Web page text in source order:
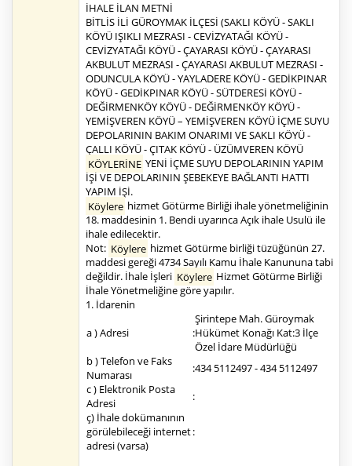
İHALE İLAN METNİ
BİTLİS İLİ GÜROYMAK İLÇESİ (SAKLI KÖYÜ - SAKLI
KÖYÜ IŞIKLI MEZRASI - CEVİZYATAĞI KÖYÜ -
CEVİZYATAĞI KÖYÜ - ÇAYARASI KÖYÜ - ÇAYARASI
AKBULUT MEZRASI - ÇAYARASI AKBULUT MEZRASI -
ODUNCULA KÖYÜ - YAYLADERE KÖYÜ - GEDİKPINAR
KÖYÜ - GEDİKPINAR KÖYÜ - SÜTDERESİ KÖYÜ -
DEĞİRMENKÖY KÖYÜ - DEĞİRMENKÖY KÖYÜ -
YEMİŞVEREN KÖYÜ – YEMİŞVEREN KÖYÜ İÇME SUYU
DEPOLARININ BAKIM ONARIMI VE SAKLI KÖYÜ -
ÇALLI KÖYÜ - ÇITAK KÖYÜ - ÜZÜMVEREN KÖYÜ
KÖYLERİNE YENİ İÇME SUYU DEPOLARININ YAPIM
İŞİ VE DEPOLARININ ŞEBEKEYE BAĞLANTI HATTI
YAPIM İŞİ.
Köylere hizmet Götürme Birliği ihale yönetmeliğinin
18. maddesinin 1. Bendi uyarınca Açık ihale Usulü ile
ihale edilecektir.
Not: Köylere hizmet Götürme birliği tüzüğünün 27.
maddesi gereği 4734 Sayılı Kamu İhale Kanununa tabi
değildir. İhale İşleri Köylere Hizmet Götürme Birliği
İhale Yönetmeliğine göre yapılır.
1. İdarenin
a ) Adresi
:
Şirintepe Mah. Güroymak
Hükümet Konağı Kat:3 İlçe
Özel İdare Müdürlüğü
b ) Telefon ve Faks
Numarası
:434 5112497 - 434 5112497
c ) Elektronik Posta
Adresi
:
ç) İhale dokümanının
görülebileceği internet
adresi (varsa)
: